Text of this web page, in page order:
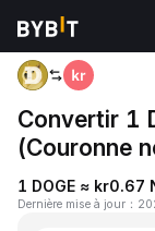
Accueil
Convertir 1
(Couronne
1 DOGE ≈ kr0.67
Dernière mise à jour ：